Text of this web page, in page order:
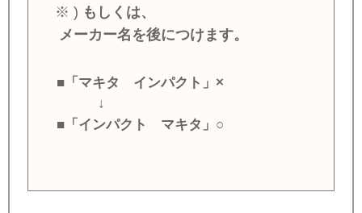
※ ) もしくは、
メーカー名を後につけます。
■「マキタ インパクト」×
↓
■「インパクト マキタ」○